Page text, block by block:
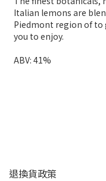
Italian lemons are
Piedmont region of
you to enjoy.
ABV: 41%
退換貨政策